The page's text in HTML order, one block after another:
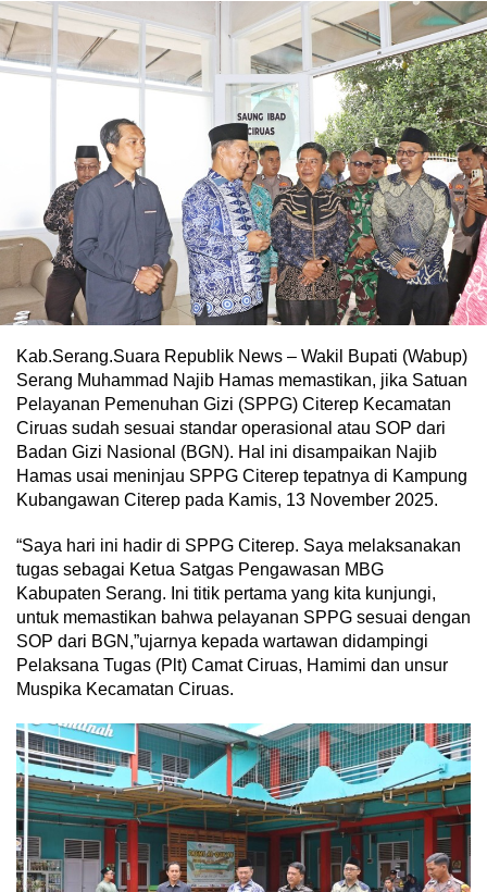
Kab.Serang.Suara Republik News – Wakil Bupati (Wabup)
Serang Muhammad Najib Hamas memastikan, jika Satuan
Pelayanan Pemenuhan Gizi (SPPG) Citerep Kecamatan
Ciruas sudah sesuai standar operasional atau SOP dari
Badan Gizi Nasional (BGN). Hal ini disampaikan Najib
Hamas usai meninjau SPPG Citerep tepatnya di Kampung
Kubangawan Citerep pada Kamis, 13 November 2025.
“Saya hari ini hadir di SPPG Citerep. Saya melaksanakan
tugas sebagai Ketua Satgas Pengawasan MBG
Kabupaten Serang. Ini titik pertama yang kita kunjungi,
untuk memastikan bahwa pelayanan SPPG sesuai dengan
SOP dari BGN,”ujarnya kepada wartawan didampingi
Pelaksana Tugas (Plt) Camat Ciruas, Hamimi dan unsur
Muspika Kecamatan Ciruas.